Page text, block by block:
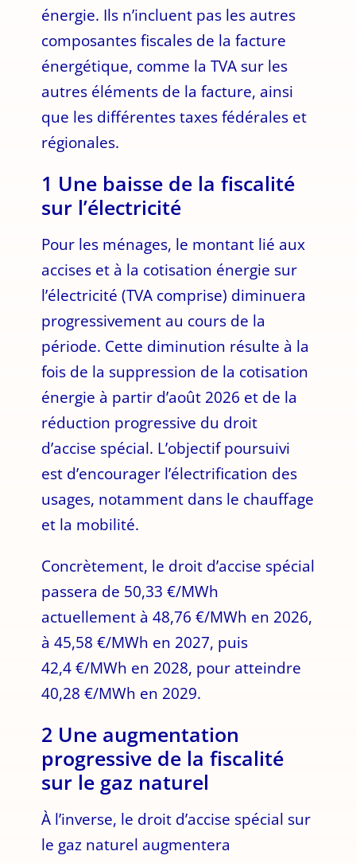
énergie. Ils n’incluent pas les autres
composantes fiscales de la facture
énergétique, comme la TVA sur les
autres éléments de la facture, ainsi
que les différentes taxes fédérales et
régionales.
1 Une baisse de la fiscalité
sur l’électricité
Pour les ménages, le montant lié aux
accises et à la cotisation énergie sur
l’électricité (TVA comprise) diminuera
progressivement au cours de la
période. Cette diminution résulte à la
fois de la suppression de la cotisation
énergie à partir d’août 2026 et de la
réduction progressive du droit
d’accise spécial. L’objectif poursuivi
est d’encourager l’électrification des
usages, notamment dans le chauffage
et la mobilité.
Concrètement, le droit d’accise spécial
passera de 50,33 €/MWh
actuellement à 48,76 €/MWh en 2026,
à 45,58 €/MWh en 2027, puis
42,4 €/MWh en 2028, pour atteindre
40,28 €/MWh en 2029.
2 Une augmentation
progressive de la fiscalité
sur le gaz naturel
À l’inverse, le droit d’accise spécial sur
le gaz naturel augmentera